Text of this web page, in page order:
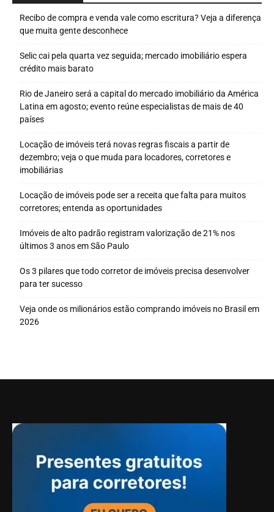
Recibo de compra e venda vale como escritura? Veja a diferença
que muita gente desconhece
Selic cai pela quarta vez seguida; mercado imobiliário espera
crédito mais barato
Rio de Janeiro será a capital do mercado imobiliário da América
Latina em agosto; evento reúne especialistas de mais de 40
países
Locação de imóveis terá novas regras fiscais a partir de
dezembro; veja o que muda para locadores, corretores e
imobiliárias
Locação de imóveis pode ser a receita que falta para muitos
corretores; entenda as oportunidades
Imóveis de alto padrão registram valorização de 21% nos
últimos 3 anos em São Paulo
Os 3 pilares que todo corretor de imóveis precisa desenvolver
para ter sucesso
Veja onde os milionários estão comprando imóveis no Brasil em
2026